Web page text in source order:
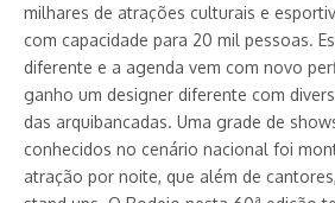
milhares de atrações culturais e
com capacidade para 20 mil pessoas.
diferente e a agenda vem com novo
ganho um designer diferente com
das arquibancadas. Uma grade de
conhecidos no cenário nacional foi
atração por noite, que além de